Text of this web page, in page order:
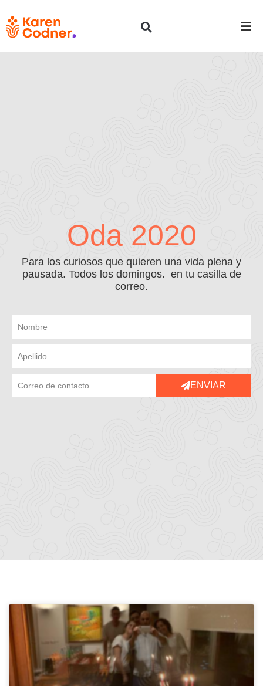
Oda 2020
Para los curiosos que quieren una vida plena y
pausada. Todos los domingos. en tu casilla de
correo.
ENVIAR